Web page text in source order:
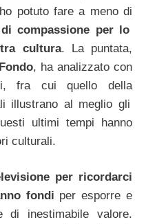
potuto fare a meno di
compassione per lo
cultura. La puntata,
, ha analizzato con
fra cui quello della
illustrano al meglio gli
ultimi tempi hanno
culturali.
per ricordarci
fondi per esporre e
di inestimabile valore.